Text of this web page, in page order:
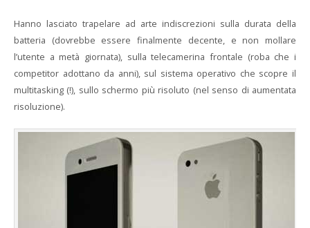
Hanno lasciato trapelare ad arte indiscrezioni sulla durata della
batteria (dovrebbe essere finalmente decente, e non mollare
l’utente a metà giornata), sulla telecamerina frontale (roba che i
competitor adottano da anni), sul sistema operativo che scopre il
multitasking (!), sullo schermo più risoluto (nel senso di aumentata
risoluzione).